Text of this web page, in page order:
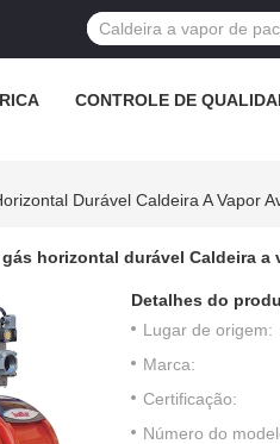
CONTROLE DE
Durável Caldeira A Vapor
horizontal durável Caldeira a
Detalhes do
Lugar de origem:
Marca:
Certificação:
Número do